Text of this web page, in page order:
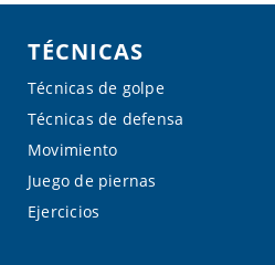
TÉCNICAS
Técnicas de golpe
Técnicas de defensa
Movimiento
Juego de piernas
Ejercicios